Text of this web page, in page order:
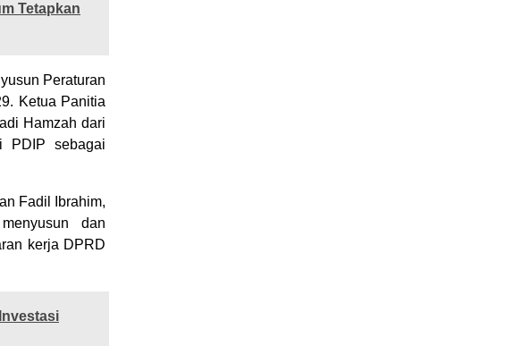
Tetapkan
Peraturan
Ketua Panitia
Hamzah dari
PDIP sebagai
Fadil Ibrahim,
dan
kerja DPRD